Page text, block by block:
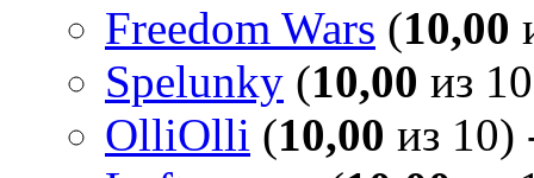
Freedom Wars (10,00
Spelunky (10,00 из
OlliOlli (10,00 из 10)